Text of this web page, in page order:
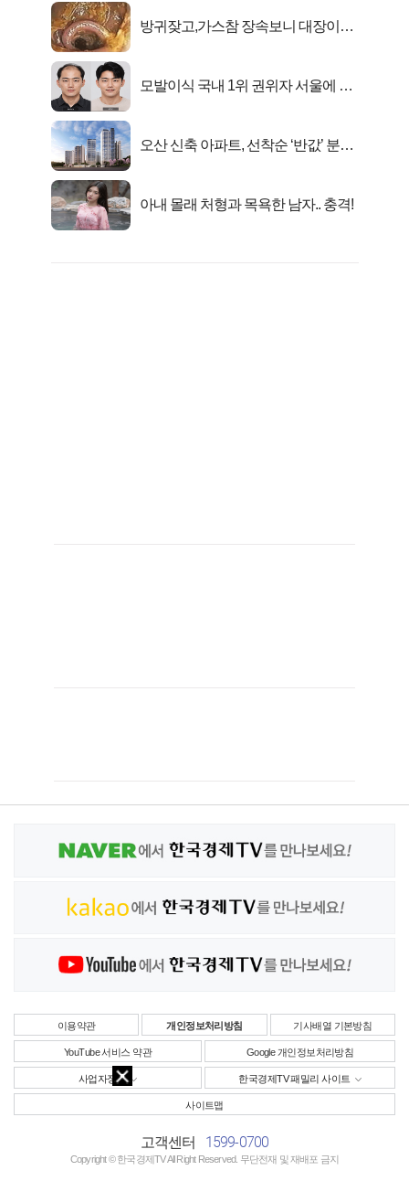
방귀잦고,가스참 장속보니 대장이아
모발이식 국내 1위 권위자 서울에 있
오산 신축 아파트, 선착순 ‘반값’ 분양
아내 몰래 처형과 목욕한 남자.. 충격!
이용약관 개인정보처리방침 기사배열 기본방침
YouTube 서비스 약관 Google 개인정보처리방침
사업자정보 한국경제TV 패밀리 사이트
사이트맵
고객센터 1599-0700
Copyright © 한국경제TV All Right Reserved. 무단전재 및 재배포 금지